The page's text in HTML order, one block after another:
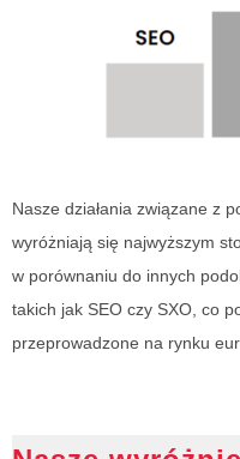
Nasze działania związane z
wyróżniają się najwyższym
w porównaniu do innych
takich jak SEO czy SXO, co
przeprowadzone na rynku